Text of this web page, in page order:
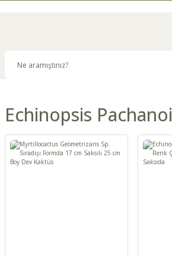
Echinopsis Pachanoi